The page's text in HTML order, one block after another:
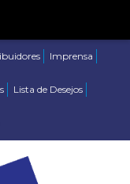
Imprensa
Lista de Desejos